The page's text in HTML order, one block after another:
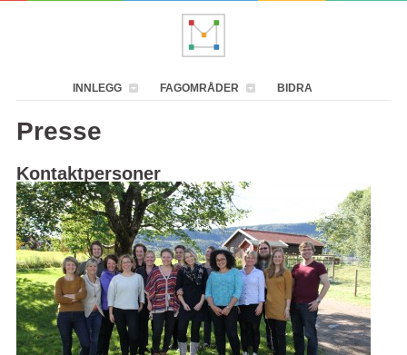
INNLEGG FAGOMRÅDER BIDRA
Presse
Kontaktpersoner
Grunnlegger og styremedlem Anne Aaby
anne@masterbloggen.no
Bilder og logoer
Offisielle bilder av redaksjonen og loger for nedlasting.